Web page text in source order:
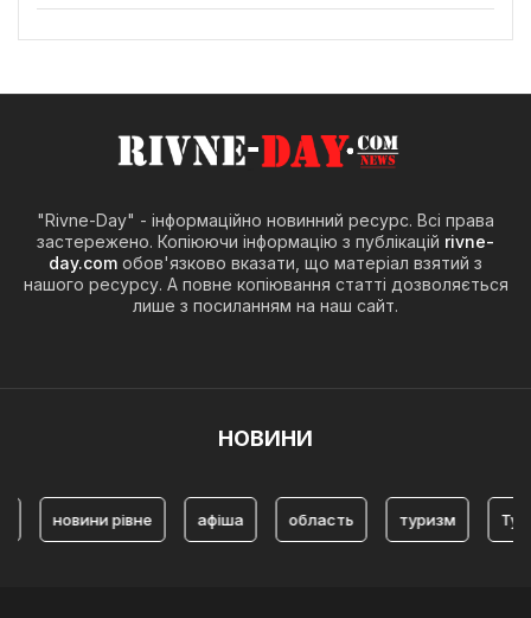
"Rivne-Day" - інформаційно новинний ресурс. Всі права
застережено. Копіюючи інформацію з публікацій rivne-
day.com обов'язково вказати, що матеріал взятий з
нашого ресурсу. А повне копіювання статті дозволяється
лише з посиланням на наш сайт.
НОВИНИ
рівне афіша область туризм Туризм